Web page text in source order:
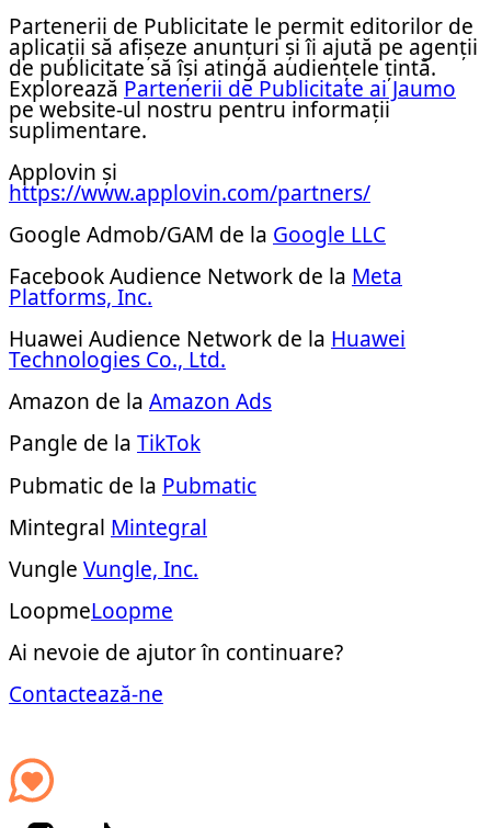
Partenerii de Publicitate le permit editorilor de
aplicații să afișeze anunțuri și îi ajută pe agenții
de publicitate să își atingă audiențele țintă.
Explorează Partenerii de Publicitate ai Jaumo
pe website-ul nostru pentru informații
suplimentare.
Applovin și
https://www.applovin.com/partners/
Google Admob/GAM de la Google LLC
Facebook Audience Network de la Meta
Platforms, Inc.
Huawei Audience Network de la Huawei
Technologies Co., Ltd.
Amazon de la Amazon Ads
Pangle de la TikTok
Pubmatic de la Pubmatic
Mintegral Mintegral
Vungle Vungle, Inc.
LoopmeLoopme
Ai nevoie de ajutor în continuare?
Contactează-ne